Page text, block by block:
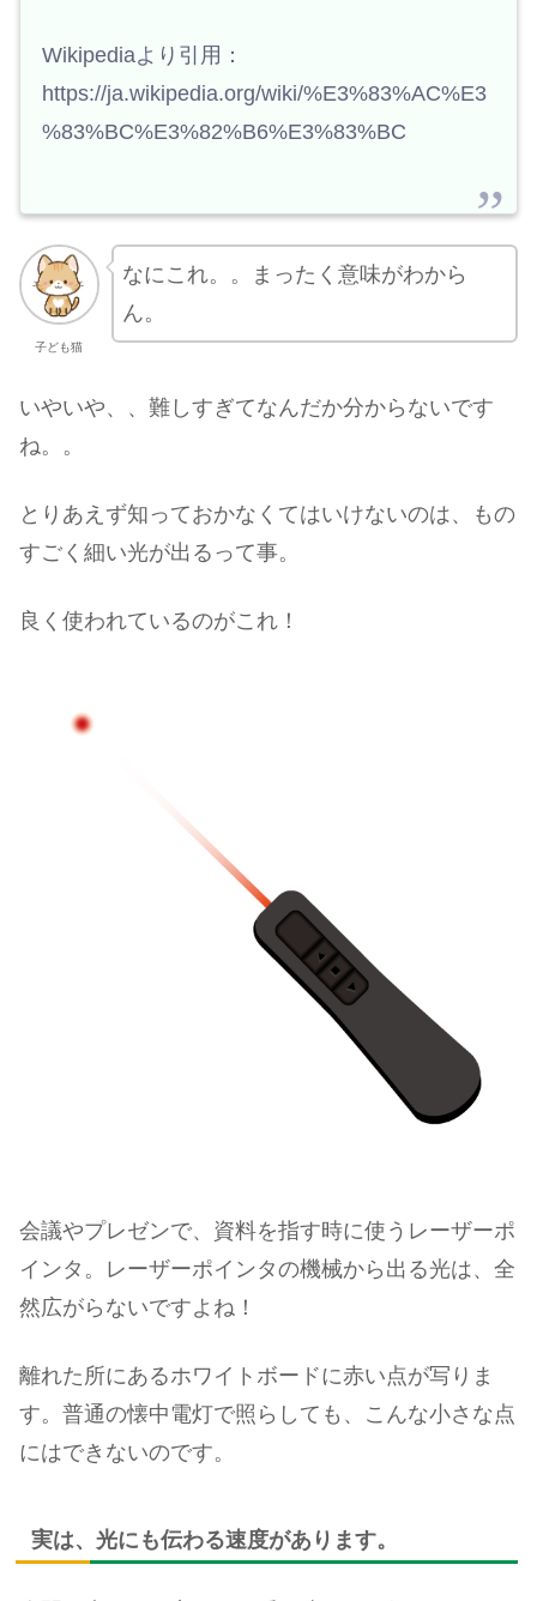
Wikipediaより引用：
https://ja.wikipedia.org/wiki/%E3%83%AC%E3
%83%BC%E3%82%B6%E3%83%BC
子ども猫
なにこれ。。まったく意味がわから
ん。
いやいや、、難しすぎてなんだか分からないです
ね。。
とりあえず知っておかなくてはいけないのは、もの
すごく細い光が出るって事。
良く使われているのがこれ！
会議やプレゼンで、資料を指す時に使うレーザーポ
インタ。レーザーポインタの機械から出る光は、全
然広がらないですよね！
離れた所にあるホワイトボードに赤い点が写りま
す。普通の懐中電灯で照らしても、こんな小さな点
にはできないのです。
実は、光にも伝わる速度があります。